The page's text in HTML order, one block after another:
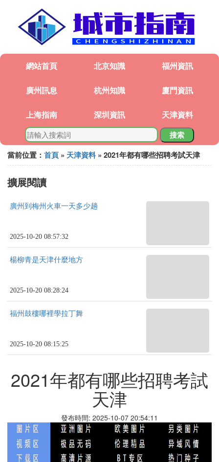
網站首頁 北京知識 福州資訊
廣州訊息 杭州知識 廈門資訊
上海指南 深圳資訊 天津資料
搜索
當前位置： 首頁 » 天津資料 » 2021年都有哪些招聘考試天津
擴展閱讀
廣州到梅州火車一天多少趟
2025-10-20 08:57:32
楊柳青是天津什麼地方
2025-10-20 08:28:24
福州鼓樓哪裡學拉丁舞
2025-10-20 08:15:25
2021年都有哪些招聘考試
天津
發布時間: 2025-10-07 20:54:11